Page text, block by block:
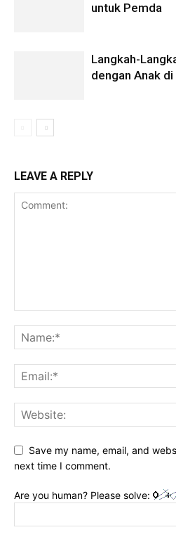
untuk Pemda
Langkah-
dengan Anak
LEAVE A REPLY
Save my name, email, and
next time I comment.
Are you human? Please solve: